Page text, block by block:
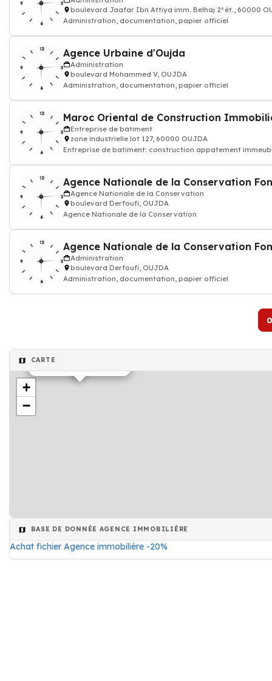
boulevard Jaafar Ibn Attiya imm. Belhaj 2°ét., 60000
Administration, documentation, papier officiel
Agence Urbaine d'Oujda
Administration
boulevard Mohammed V, OUJDA
Administration, documentation, papier officiel
Maroc Oriental de Construction
Entreprise de bâtiment
zone industrielle lot 127, 60000 OUJDA
Entreprise de batiment: construction appatement
Agence Nationale de la Conservation
boulevard Derfoufi, OUJDA
Agence Nationale de la Conservation
Administration
boulevard Derfoufi, OUJDA
Administration, documentation, papier officiel
0
CARTE
Entreprise de bâtiment
+
−
BASE DE DONNÉE AGENCE IMMOBILIÈRE
Achat fichier Agence immobilière -20%